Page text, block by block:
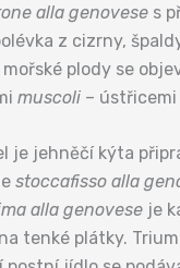
alla genovese s
z cizrny,
plody se
muscoli –
jehněčí kýta
stoccafisso alla
alla genovese je
tenké plátky.